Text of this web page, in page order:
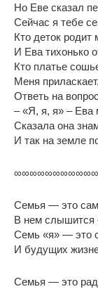
Но Еве сказал
Сейчас я тебе
Кто деток родит
И Ева тихонько
Кто платье
Меня
Ответь на
– «Я, я, я» – Ева
Сказала она
И так на земле
Семья — это
В нем слышится
Семь «я» — это
И будущих
Семья — это